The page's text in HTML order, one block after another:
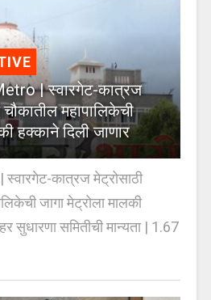
| स्वारगेट-कात्रज
महापालिकेची
हक्काने दिली जाणार
कात्रज मेट्रोसाठी
जागा मेट्रोला मालकी
सुधारणा समितीची मान्यता | 1.67